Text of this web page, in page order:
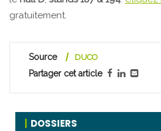
gratuitement.
Source DUCO
Partager cet article
DOSSIERS